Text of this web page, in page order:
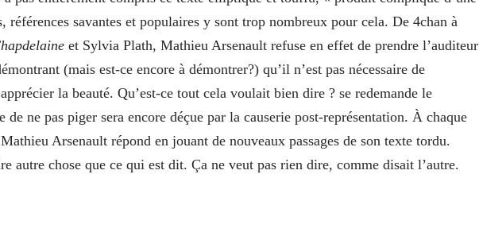
références savantes et populaires y sont trop nombreux pour cela. De 4chan à
et Sylvia Plath, Mathieu Arsenault refuse en effet de prendre l’auditeur
(mais est-ce encore à démontrer?) qu’il n’est pas nécessaire de
la beauté. Qu’est-ce tout cela voulait bien dire ? se redemande le
de ne pas piger sera encore déçue par la causerie post-représentation. À chaque
Arsenault répond en jouant de nouveaux passages de son texte tordu.
autre chose que ce qui est dit. Ça ne veut pas rien dire, comme disait l’autre.